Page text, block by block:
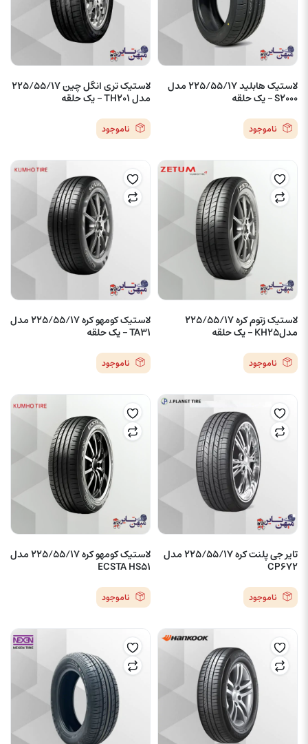
لاستیک هابلید 225/55/17 مدل
S2000 – یک حلقه
ناموجود
لاستیک تری انگل چین 225/55/17
مدل TH201 – یک حلقه
ناموجود
لاستیک زتوم کره 225/55/17
مدلKH25 – یک حلقه
ناموجود
لاستیک کومهو کره 225/55/17 مدل
TA31 – یک حلقه
ناموجود
تایر جی پلنت کره 225/55/17 مدل
CP672
ناموجود
لاستیک کومهو کره 225/55/17 مدل
ECSTA HS51
ناموجود